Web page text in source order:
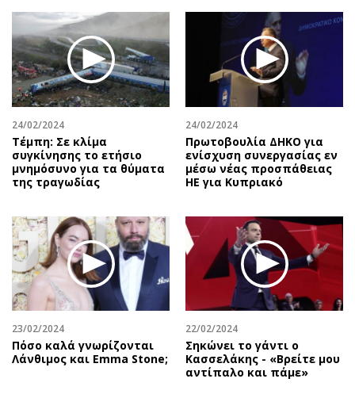
24/02/2024
Τέμπη: Σε κλίμα
συγκίνησης το ετήσιο
μνημόσυνο για τα θύματα
της τραγωδίας
24/02/2024
Πρωτοβουλία ΔΗΚΟ για
ενίσχυση συνεργασίας εν
μέσω νέας προσπάθειας
ΗΕ για Κυπριακό
23/02/2024
Πόσο καλά γνωρίζονται
Λάνθιμος και Emma Stone;
22/02/2024
Σηκώνει το γάντι ο
Κασσελάκης - «Βρείτε μου
αντίπαλο και πάμε»